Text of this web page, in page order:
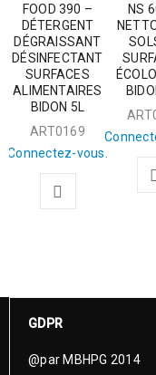
FOOD 390 –
DÉTERGENT
DÉGRAISSANT
DÉSINFECTANT
SURFACES
ALIMENTAIRES
BIDON 5L
ART0169
Connectez-vous.
NS
GDPR
@par MBHPG 2014